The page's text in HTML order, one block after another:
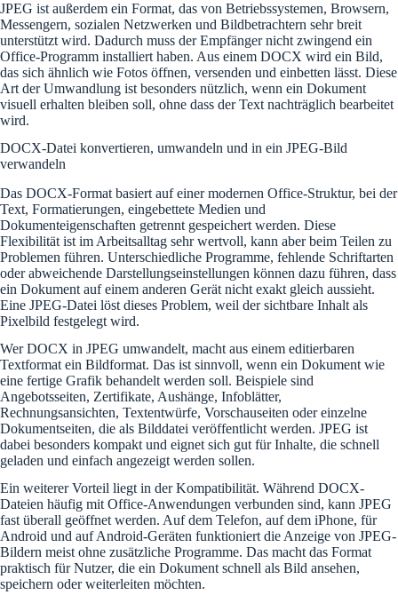
JPEG ist außerdem ein Format, das von Betriebssystemen, Browsern,
Messengern, sozialen Netzwerken und Bildbetrachtern sehr breit
unterstützt wird. Dadurch muss der Empfänger nicht zwingend ein
Office-Programm installiert haben. Aus einem DOCX wird ein Bild,
das sich ähnlich wie Fotos öffnen, versenden und einbetten lässt. Diese
Art der Umwandlung ist besonders nützlich, wenn ein Dokument
visuell erhalten bleiben soll, ohne dass der Text nachträglich bearbeitet
wird.
DOCX-Datei konvertieren, umwandeln und in ein JPEG-Bild
verwandeln
Das DOCX-Format basiert auf einer modernen Office-Struktur, bei der
Text, Formatierungen, eingebettete Medien und
Dokumenteigenschaften getrennt gespeichert werden. Diese
Flexibilität ist im Arbeitsalltag sehr wertvoll, kann aber beim Teilen zu
Problemen führen. Unterschiedliche Programme, fehlende Schriftarten
oder abweichende Darstellungseinstellungen können dazu führen, dass
ein Dokument auf einem anderen Gerät nicht exakt gleich aussieht.
Eine JPEG-Datei löst dieses Problem, weil der sichtbare Inhalt als
Pixelbild festgelegt wird.
Wer DOCX in JPEG umwandelt, macht aus einem editierbaren
Textformat ein Bildformat. Das ist sinnvoll, wenn ein Dokument wie
eine fertige Grafik behandelt werden soll. Beispiele sind
Angebotsseiten, Zertifikate, Aushänge, Infoblätter,
Rechnungsansichten, Textentwürfe, Vorschauseiten oder einzelne
Dokumentseiten, die als Bilddatei veröffentlicht werden. JPEG ist
dabei besonders kompakt und eignet sich gut für Inhalte, die schnell
geladen und einfach angezeigt werden sollen.
Ein weiterer Vorteil liegt in der Kompatibilität. Während DOCX-
Dateien häufig mit Office-Anwendungen verbunden sind, kann JPEG
fast überall geöffnet werden. Auf dem Telefon, auf dem iPhone, für
Android und auf Android-Geräten funktioniert die Anzeige von JPEG-
Bildern meist ohne zusätzliche Programme. Das macht das Format
praktisch für Nutzer, die ein Dokument schnell als Bild ansehen,
speichern oder weiterleiten möchten.